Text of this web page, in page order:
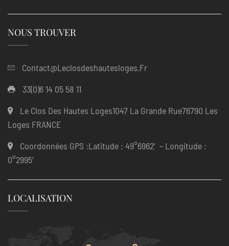
NOUS TROUVER
Contact@leclosdeshautesloges.fr
33(0)6 14 05 58 11
Le Clos Des Hautes Loges1047 La Grande Rue76790 Les
Loges FRANCE
Coordonnées GPS :Latitude : 49°6962′ – Longitude :
0°2995′
LOCALISATION